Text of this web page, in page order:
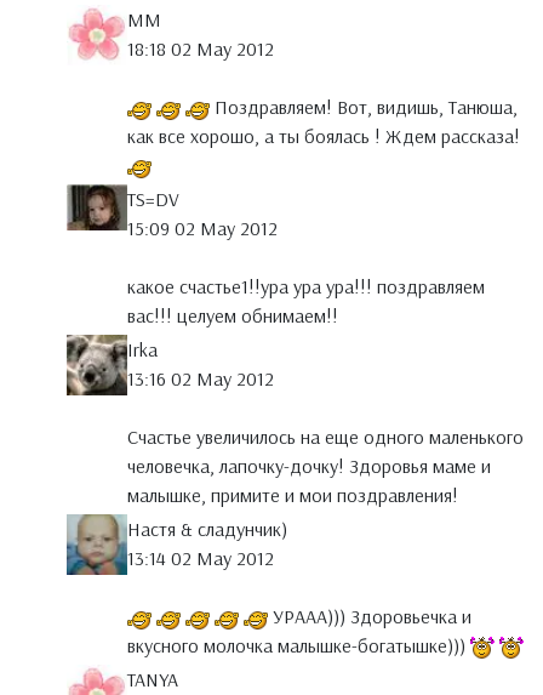
MM
18:18 02 May 2012
Поздравляем! Вот, видишь, Танюша,
как все хорошо, а ты боялась ! Ждем рассказа!
TS=DV
15:09 02 May 2012
какое счастье1!!ура ура ура!!! поздравляем
вас!!! целуем обнимаем!!
Irka
13:16 02 May 2012
Счастье увеличилось на еще одного маленького
человечка, лапочку-дочку! Здоровья маме и
малышке, примите и мои поздравления!
Настя & сладунчик)
13:14 02 May 2012
УРААА))) Здоровьечка и
вкусного молочка малышке-богатышке)))
TANYA